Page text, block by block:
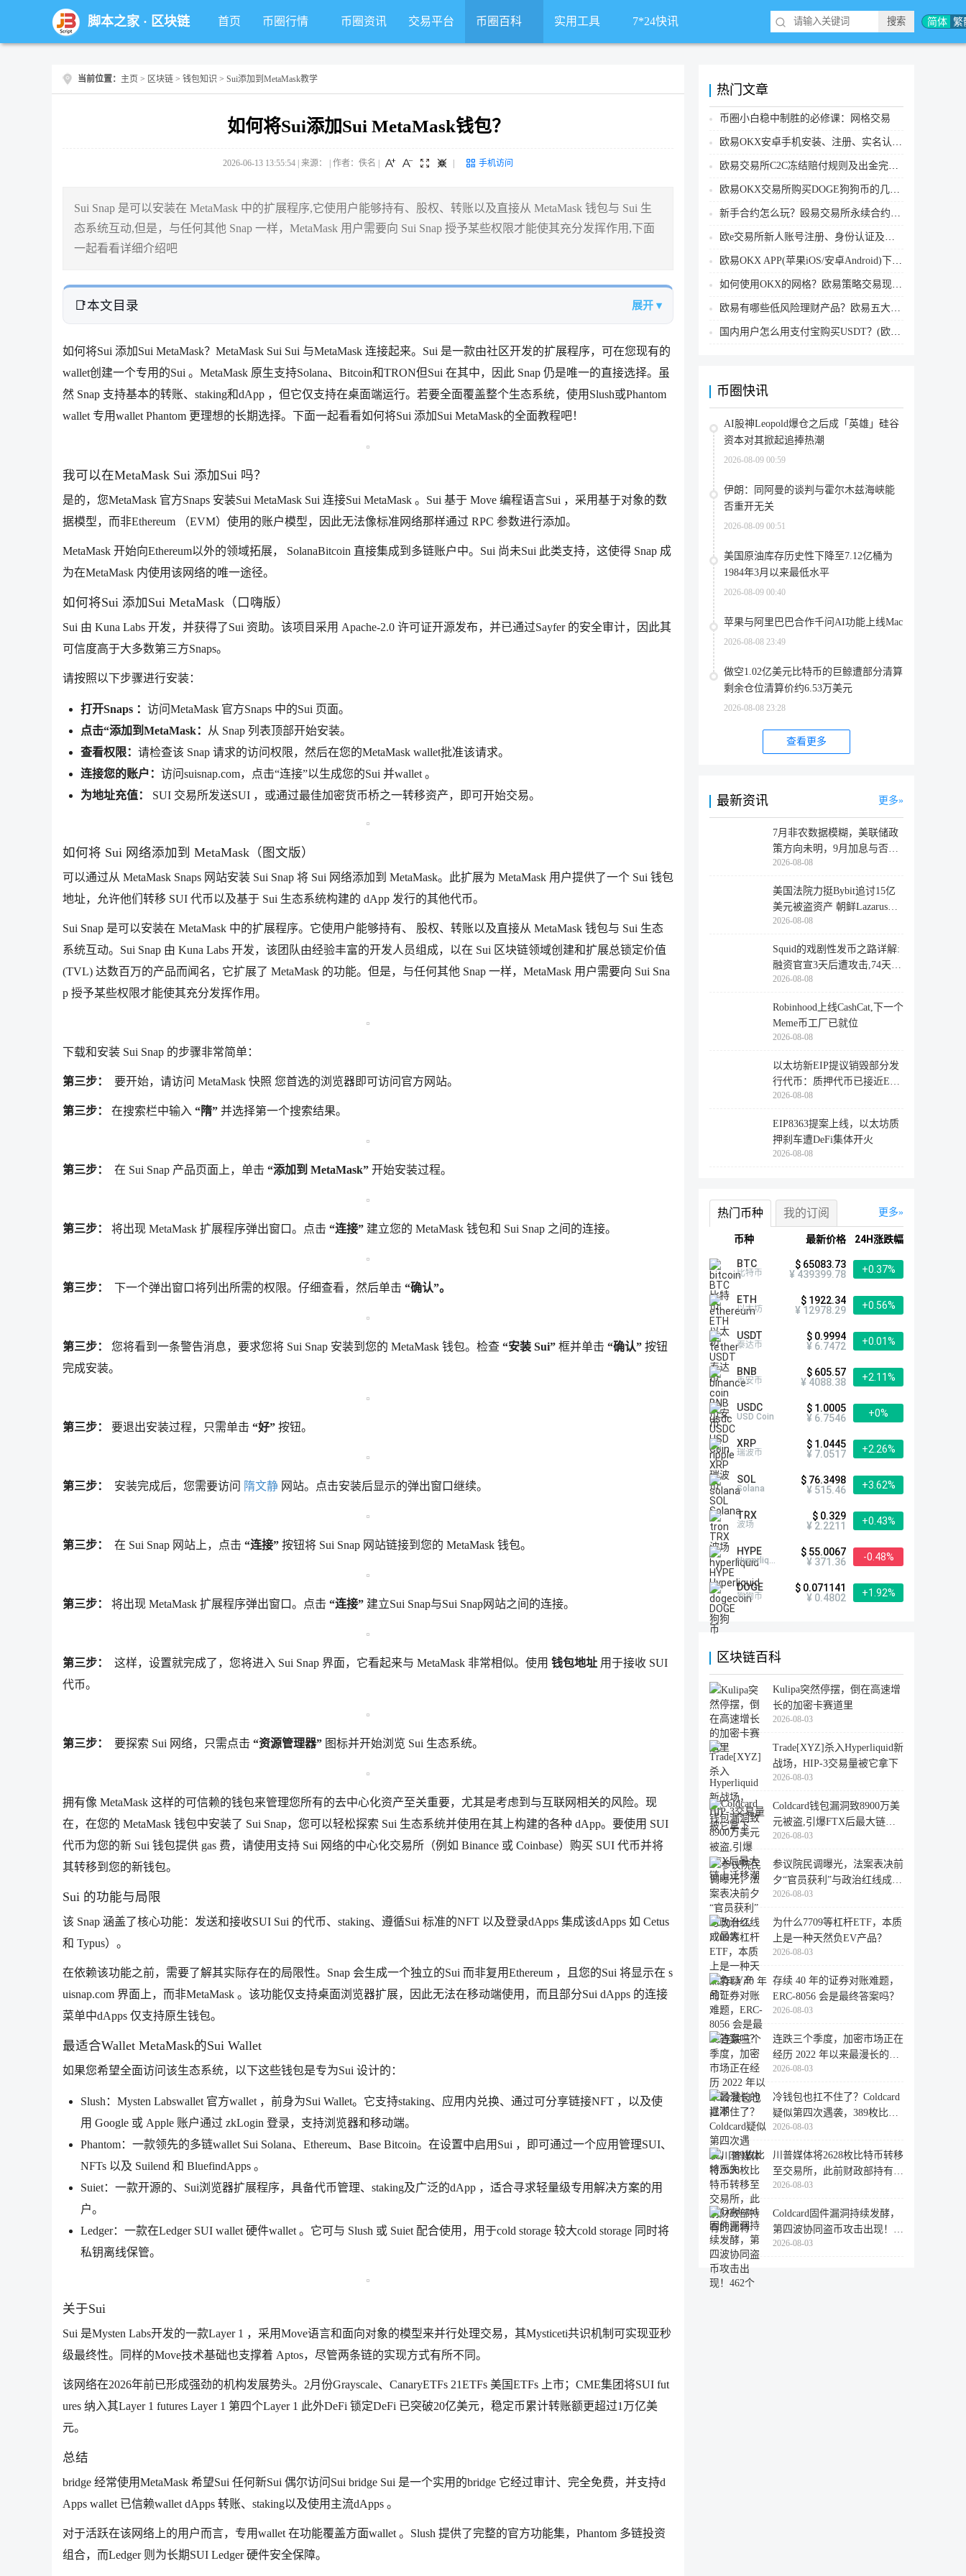
简体 繁
脚本之家· 区块链 首页 币圈行情 币圈资讯 交易平台 币圈百科 实用工具 7*24快讯
当前位置： 主页 > 区块链 > 钱包知识 > Sui添加到MetaMask教学
如何将Sui添加Sui MetaMask钱包？
2026-06-13 13:55:54 | 来源： | 作者：佚名 手机访问
Sui Snap 是可以安装在 MetaMask 中的扩展程序,它使用户能够持有、股权、转账以及直接从 MetaMask 钱包与 Sui 生
态系统互动,但是，与任何其他 Snap 一样，MetaMask 用户需要向 Sui Snap 授予某些权限才能使其充分发挥作用,下面
一起看看详细介绍吧
本文目录 展开 ▾
如何将Sui 添加Sui MetaMask？MetaMask Sui Sui 与MetaMask 连接起来。Sui 是一款由社区开发的扩展程序，可在您现有的
wallet创建一个专用的Sui 。MetaMask 原生支持Solana、Bitcoin和TRON但Sui 在其中，因此 Snap 仍是唯一的直接选择。虽
然 Snap 支持基本的转账、staking和dApp ，但它仅支持在桌面端运行。若要全面覆盖整个生态系统，使用Slush或Phantom
wallet 专用wallet Phantom 更理想的长期选择。下面一起看看如何将Sui 添加Sui MetaMask的全面教程吧！
我可以在MetaMask Sui 添加Sui 吗？
是的，您MetaMask 官方Snaps 安装Sui MetaMask Sui 连接Sui MetaMask 。Sui 基于 Move 编程语言Sui ，采用基于对象的数
据模型，而非Ethereum （EVM）使用的账户模型，因此无法像标准网络那样通过 RPC 参数进行添加。
MetaMask 开始向Ethereum以外的领域拓展， SolanaBitcoin 直接集成到多链账户中。Sui 尚未Sui 此类支持，这使得 Snap 成
为在MetaMask 内使用该网络的唯一途径。
如何将Sui 添加Sui MetaMask（口嗨版）
Sui 由 Kuna Labs 开发，并获得了Sui 资助。该项目采用 Apache-2.0 许可证开源发布，并已通过Sayfer 的安全审计，因此其
可信度高于大多数第三方Snaps。
请按照以下步骤进行安装：
打开Snaps ： 访问MetaMask 官方Snaps 中的Sui 页面。
点击“添加到MetaMask：
从 Snap 列表顶部开始安装。
查看权限： 请检查该 Snap 请求的访问权限，然后在您的MetaMask wallet批准该请求。
连接您的账户： 访问suisnap.com，点击“连接”以生成您的Sui 并wallet 。
为地址充值：
SUI 交易所发送SUI ，或通过最佳加密货币桥之一转移资产，即可开始交易。
如何将 Sui 网络添加到 MetaMask（图文版）
可以通过从 MetaMask Snaps 网站安装 Sui Snap 将 Sui 网络添加到 MetaMask。此扩展为 MetaMask 用户提供了一个 Sui 钱包
地址，允许他们转移 SUI 代币以及基于 Sui 生态系统构建的 dApp 发行的其他代币。
Sui Snap 是可以安装在 MetaMask 中的扩展程序。它使用户能够持有、 股权、转账以及直接从 MetaMask 钱包与 Sui 生态
系统互动。Sui Snap 由 Kuna Labs 开发，该团队由经验丰富的开发人员组成，以在 Sui 区块链领域创建和扩展总锁定价值
(TVL) 达数百万的产品而闻名，它扩展了 MetaMask 的功能。但是，与任何其他 Snap 一样，MetaMask 用户需要向 Sui Sna
p 授予某些权限才能使其充分发挥作用。
下载和安装 Sui Snap 的步骤非常简单：
第三步： 要开始，请访问 MetaMask 快照 您首选的浏览器即可访问官方网站。
第三步： 在搜索栏中输入 “隋” 并选择第一个搜索结果。
第三步： 在 Sui Snap 产品页面上，单击 “添加到 MetaMask” 开始安装过程。
第三步： 将出现 MetaMask 扩展程序弹出窗口。点击 “连接” 建立您的 MetaMask 钱包和 Sui Snap 之间的连接。
第三步： 下一个弹出窗口将列出所需的权限。仔细查看，然后单击 “确认”。
第三步： 您将看到一条警告消息，要求您将 Sui Snap 安装到您的 MetaMask 钱包。检查 “安装 Sui” 框并单击 “确认” 按钮
完成安装。
第三步： 要退出安装过程，只需单击 “好” 按钮。
第三步： 安装完成后，您需要访问 隋文静 网站。点击安装后显示的弹出窗口继续。
第三步： 在 Sui Snap 网站上，点击 “连接” 按钮将 Sui Snap 网站链接到您的 MetaMask 钱包。
第三步： 将出现 MetaMask 扩展程序弹出窗口。点击 “连接” 建立Sui Snap与Sui Snap网站之间的连接。
第三步： 这样，设置就完成了，您将进入 Sui Snap 界面，它看起来与 MetaMask 非常相似。使用 钱包地址 用于接收 SUI
代币。
第三步： 要探索 Sui 网络，只需点击 “资源管理器” 图标并开始浏览 Sui 生态系统。
拥有像 MetaMask 这样的可信赖的钱包来管理您所有的去中心化资产至关重要，尤其是考虑到与互联网相关的风险。现
在，在您的 MetaMask 钱包中安装了 Sui Snap，您可以轻松探索 Sui 生态系统并使用在其上构建的各种 dApp。要使用 SUI
代币为您的新 Sui 钱包提供 gas 费，请使用支持 Sui 网络的中心化交易所（例如 Binance 或 Coinbase）购买 SUI 代币并将
其转移到您的新钱包。
Sui 的功能与局限
该 Snap 涵盖了核心功能：发送和接收SUI Sui 的代币、staking、遵循Sui 标准的NFT 以及登录dApps 集成该dApps 如 Cetus
和 Typus）。
在依赖该功能之前，需要了解其实际存在的局限性。Snap 会生成一个独立的Sui 而非复用Ethereum ，且您的Sui 将显示在 s
uisnap.com 界面上，而非MetaMask 。该功能仅支持桌面浏览器扩展，因此无法在移动端使用，而且部分Sui dApps 的连接
菜单中dApps 仅支持原生钱包。
最适合Wallet MetaMask的Sui Wallet
如果您希望全面访问该生态系统，以下这些钱包是专为Sui 设计的：
Slush：Mysten Labswallet 官方wallet ，前身为Sui Wallet。它支持staking、应用内兑换、通过可分享链接NFT ，以及使
用 Google 或 Apple 账户通过 zkLogin 登录，支持浏览器和移动端。
Phantom：一款领先的多链wallet Sui Solana、Ethereum、Base Bitcoin。在设置中启用Sui ，即可通过一个应用管理SUI、
NFTs 以及 Suilend 和 BluefindApps 。
Suiet：一款开源的、Sui浏览器扩展程序，具备代币管理、staking及广泛的dApp ，适合寻求轻量级专用解决方案的用
户。
Ledger：一款在Ledger SUI wallet 硬件wallet 。它可与 Slush 或 Suiet 配合使用，用于cold storage 较大cold storage 同时将
私钥离线保管。
关于Sui
Sui 是Mysten Labs开发的一款Layer 1 ，采用Move语言和面向对象的模型来并行处理交易，其Mysticeti共识机制可实现亚秒
级最终性。同样的Move技术基础也支撑着 Aptos，尽管两条链的实现方式有所不同。
该网络在2026年前已形成强劲的机构发展势头。2月份Grayscale、CanaryETFs 21ETFs 美国ETFs 上市；CME集团将SUI fut
ures 纳入其Layer 1 futures Layer 1 第四个Layer 1 此外DeFi 锁定DeFi 已突破20亿美元，稳定币累计转账额更超过1万亿美
元。
总结
bridge 经常使用MetaMask 希望Sui 任何新Sui 偶尔访问Sui bridge Sui 是一个实用的bridge 它经过审计、完全免费，并支持d
Apps wallet 已信赖wallet dApps 转账、staking以及使用主流dApps 。
对于活跃在该网络上的用户而言，专用wallet 在功能覆盖方面wallet 。Slush 提供了完整的官方功能集，Phantom 多链投资
组合，而Ledger 则为长期SUI Ledger 硬件安全保障。
热门文章
币圈小白稳中制胜的必修课：网格交易
欧易OKX安卓手机安装、注册、实名认证、买币转账新手实操教程
欧易交易所C2C冻结赔付规则及出金完整流程
欧易OKX交易所购买DOGE狗狗币的几个方式汇总
新手合约怎么玩？殴易交易所永续合约操作步骤教程(APP/Web端)
欧e交易所新人账号注册、身份认证及安全设置教程
欧易OKX APP(苹果iOS/安卓Android)下载图文教程
如何使用OKX的网格？欧易策略交易现货网格新手操作流程
欧易有哪些低风险理财产品？欧易五大低风险理财产品详细介绍
国内用户怎么用支付宝购买USDT？(欧易交易所为例)
币圈快讯
AI股神Leopold爆仓之后成「英雄」硅谷
资本对其掀起追捧热潮
2026-08-09 00:59
伊朗：同阿曼的谈判与霍尔木兹海峡能
否重开无关
2026-08-09 00:51
美国原油库存历史性下降至7.12亿桶为
1984年3月以来最低水平
2026-08-09 00:40
苹果与阿里巴巴合作千问AI功能上线Mac
2026-08-08 23:49
做空1.02亿美元比特币的巨鲸遭部分清算
剩余仓位清算价约6.53万美元
2026-08-08 23:28
查看更多
最新资讯 更多
7月非农数据模糊，美联储政
策方向未明，9月加息与否仍
取决于
2026-08-08
美国法院力挺Bybit追讨15亿
美元被盗资产 朝鲜Lazarus黑
客洗
2026-08-08
Squid的戏剧性发币之路详解:
融资官宣3天后遭攻击,74天后
登陆
2026-08-08
Robinhood上线CashCat,下一个
Meme币工厂已就位
2026-08-08
以太坊新EIP提议销毁部分发
行代币：质押代币已接近ETH
供应量
2026-08-08
EIP8363提案上线，以太坊质
押刹车遭DeFi集体开火
2026-08-08
更多
热门币种 我的订阅
币种 最新价格 24H涨跌幅
BTC
比特币
$ 65083.73
¥ 439399.78
+0.37%
ETH
以太坊
$ 1922.34
¥ 12978.29
+0.56%
USDT
泰达币
$ 0.9994
¥ 6.7472
+0.01%
BNB
币安币
$ 605.57
¥ 4088.38
+2.11%
USDC
USD Coin
$ 1.0005
¥ 6.7546
+0%
XRP
瑞波币
$ 1.0445
¥ 7.0517
+2.26%
SOL
Solana
$ 76.3498
¥ 515.46
+3.62%
TRX
波场
$ 0.329
¥ 2.2211
+0.43%
HYPE
Hyperliquid
$ 55.0067
¥ 371.36
-0.48%
DOGE
狗狗币
$ 0.071141
¥ 0.4802
+1.92%
区块链百科
Kulipa突然停摆，倒在高速增
长的加密卡赛道里
2026-08-03
Trade[XYZ]杀入Hyperliquid新
战场，HIP-3交易量被它拿下
2026-08-03
Coldcard钱包漏洞致8900万美
元被盗,引爆FTX后最大链上
迁移潮
2026-08-03
参议院民调曝光，法案表决前
夕“官员获利”与政治红线成最
大
2026-08-03
为什么7709等杠杆ETF，本质
上是一种天然负EV产品？
2026-08-03
存续 40 年的证券对账难题，
ERC-8056 会是最终答案吗？
2026-08-03
连跌三个季度，加密市场正在
经历 2022 年以来最漫长的退
潮
2026-08-03
冷钱包也扛不住了？Coldcard
疑似第四次遇袭，389枚比特
币失
2026-08-03
川普媒体将2628枚比特币转移
至交易所，此前财政部持有的
比特
2026-08-03
Coldcard固件漏洞持续发酵，
第四波协同盗币攻击出现！
462个
2026-08-03